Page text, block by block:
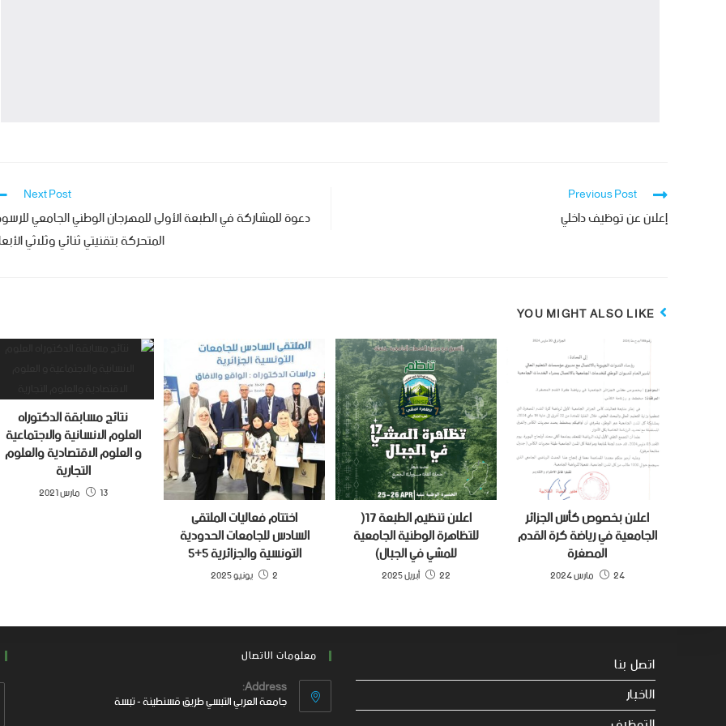
Previous Post
إعلان عن توظيف داخلي
Next Post
دعوة للمشاركة في الطبعة الأولى للمهرجان الوطني الجامعي
المتحركة بتقنيتي ثنائي وثلاثي
YOU MIGHT ALSO LIKE
نتائج مسابقة الدكتوراه
العلوم الانسانية والاجتماعية
و العلوم الاقتصادية والعلوم
التجارية
13 مارس 2021
اختتام فعاليات الملتقى
السادس للجامعات الحدودية
التونسية والجزائرية 5+5
2 يونيو 2025
اعلان تنظيم الطبعة 17(
للتظاهرة الوطنية الجامعية
للمشي في الجبال)
22 أبريل 2025
اعلان بخصوص كأس الجزائر
الجامعية في رياضة كرة القدم
المصغرة
24 مارس 2024
اتصل بنا
الاخبار
معلومات الاتصال
Address:
جامعة العربي التبسي طريق قسنطينة - تبسة